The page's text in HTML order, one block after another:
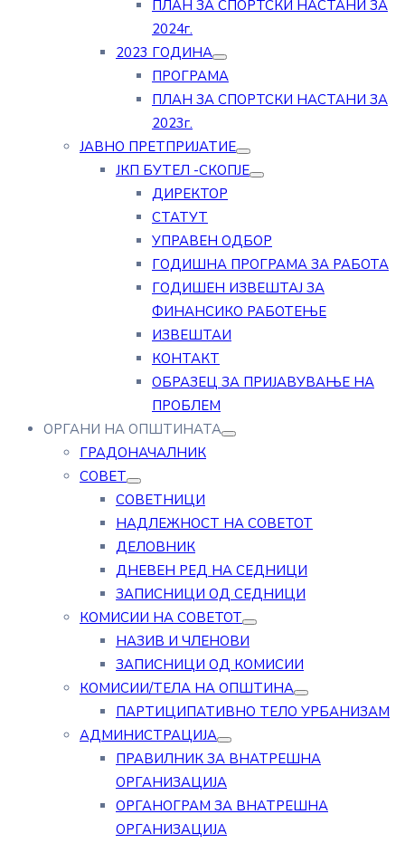
ПЛАН ЗА СПОРТСКИ НАСТАНИ ЗА
2024г.
2023 ГОДИНА
ПРОГРАМА
ПЛАН ЗА СПОРТСКИ НАСТАНИ ЗА
2023г.
ЈАВНО ПРЕТПРИЈАТИЕ
ЈКП БУТЕЛ -СКОПЈЕ
ДИРЕКТОР
СТАТУТ
УПРАВЕН ОДБОР
ГОДИШНА ПРОГРАМА ЗА РАБОТА
ГОДИШЕН ИЗВЕШТАЈ ЗА
ФИНАНСИКО РАБОТЕЊЕ
ИЗВЕШТАИ
КОНТАКТ
ОБРАЗЕЦ ЗА ПРИЈАВУВАЊЕ НА
ПРОБЛЕМ
ОРГАНИ НА ОПШТИНАТА
ГРАДОНАЧАЛНИК
СОВЕТ
СОВЕТНИЦИ
НАДЛЕЖНОСТ НА СОВЕТОТ
ДЕЛОВНИК
ДНЕВЕН РЕД НА СЕДНИЦИ
ЗАПИСНИЦИ ОД СЕДНИЦИ
КОМИСИИ НА СОВЕТОТ
НАЗИВ И ЧЛЕНОВИ
ЗАПИСНИЦИ ОД КОМИСИИ
КОМИСИИ/ТЕЛА НА ОПШТИНА
ПАРТИЦИПАТИВНО ТЕЛО УРБАНИЗАМ
АДМИНИСТРАЦИЈА
ПРАВИЛНИК ЗА ВНАТРЕШНА
ОРГАНИЗАЦИЈА
ОРГАНОГРАМ ЗА ВНАТРЕШНА
ОРГАНИЗАЦИЈА